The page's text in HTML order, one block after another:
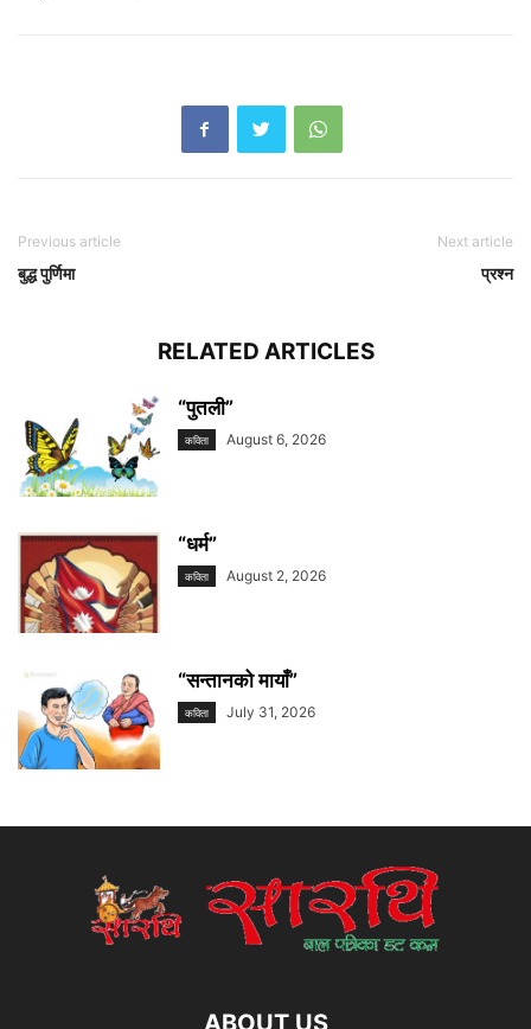
Previous article
बुद्ध पुर्णिमा
Next article
प्रश्न
RELATED ARTICLES
“पुतली”
कविता August 6, 2026
“धर्म”
कविता August 2, 2026
“सन्तानको मायाँ”
कविता July 31, 2026
ABOUT US